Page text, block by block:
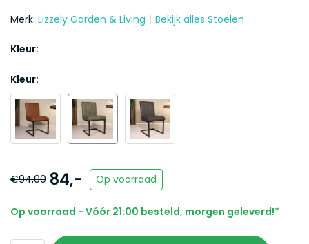
Merk: Lizzely Garden & Living Bekijk alles Stoelen
Kleur:
Kleur:
€94,00 84,- Op voorraad
Op voorraad - Vóór 21:00 besteld, morgen geleverd!*